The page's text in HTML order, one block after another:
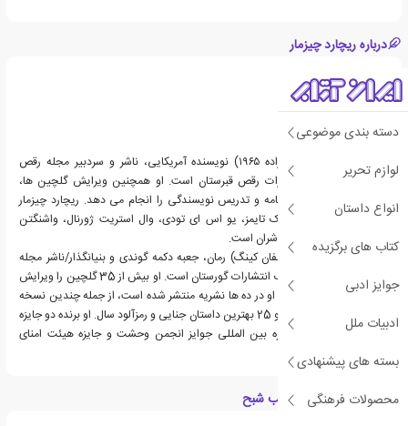
دسته بندی موضوعی
لوازم تحریر
انواع داستان
کتاب های برگزیده
جوایز ادبی
ادبیات ملل
بسته های پیشنهادی
محصولات فرهنگی
درباره ریچارد چیزمار
ریچارد توماس چیزمار (زاده ۱۹۶۵) نویسنده آمریکایی، ناشر و سردبیر مجله رقص
قبرستان و صاحب انتشارات رقص قبرستان است. او همچنین ویرایش گلچین ها،
تولید فیلم، نوشتن فیلمنامه و تدریس نویسندگی را انجام می دهد. ریچارد چیزمار
نویسنده پرفروش نیویورک تایمز، یو اس ای تودی، وال استریت ژورنال، واشنگتن
پست، آمازون و هفتگی ناشران است.
او نویسنده (همراه با استفان کینگ) رمان، جعبه دکمه گوندی و بنیانگذار/ناشر مجله
رقص قبرستان و چاپ کتاب انتشارات گورستان است. او بیش از 35 گلچین را ویرایش
کرده است و داستان کوتاه او در ده ها نشریه منتشر شده است، از جمله چندین نسخه
از مجله اسرار الری کوئین و 25 بهترین داستان جنایی و رمزآلود سال. او برنده دو جایزه
جهانی فانتزی، چهار جایزه بین المللی جوایز انجمن وحشت و جایزه هیئت امنای
HWA. شده است.
ویژگی های کتاب تعقیب شبح